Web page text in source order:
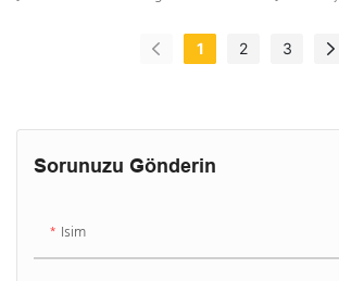
Sorunuzu Gönderin
Isim
hidroksit tozundan yapılan mühendislik ürünü
1 2 3